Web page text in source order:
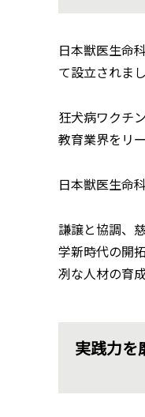
日本獣医生命
て設立されまし
狂犬病ワクチ
教育業界をリ
日本獣医生命
謙譲と協調、
学新時代の開
冽な人材の育
実践力を